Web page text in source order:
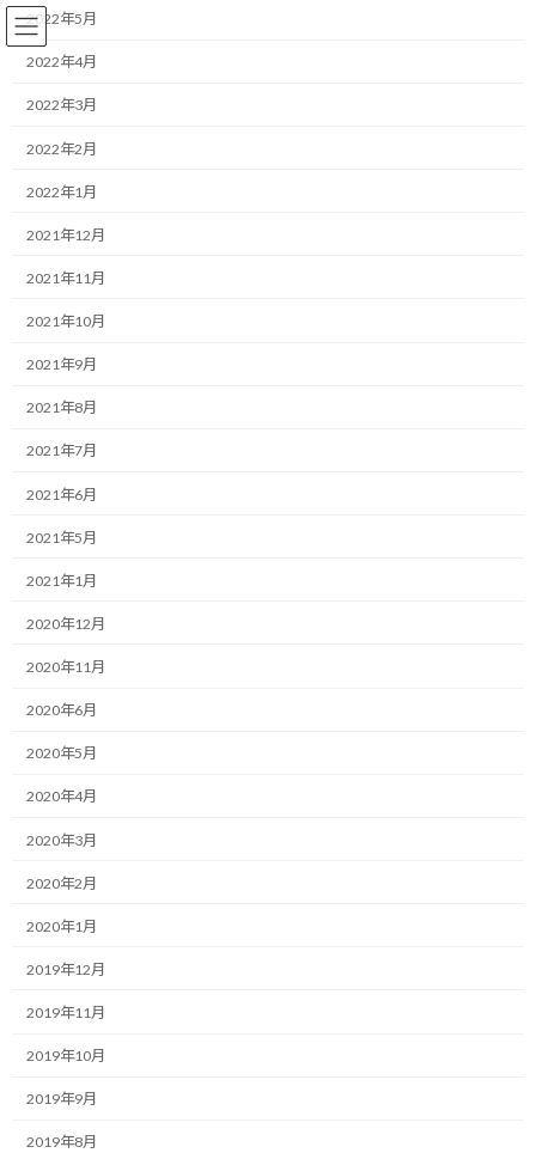
コ
ン
ナ
ビ
HOME
プランニングコーチングで感じ
て頂ける価値観とは？
2022/01/02(日)
こんにちは！
こんにちは！
じ）です。
プランニングコーチングの価値をお
伝えしたい
ライアントとして感じて頂けそうな価値についてお伝えできれば
と思います。
このコーチングでフォーカスしているのは計画立案なので、計画
間違いありません。
なので、それを少しお伝えさせて頂きます。
2022年5月
2022年4月
2022年3月
2022年2月
2022年1月
2021年12月
2021年11月
2021年10月
2021年9月
2021年8月
2021年7月
2021年6月
2021年5月
2021年1月
2020年12月
2020年11月
2020年6月
2020年5月
2020年4月
2020年3月
2020年2月
2020年1月
2019年12月
2019年11月
2019年10月
2019年9月
2019年8月